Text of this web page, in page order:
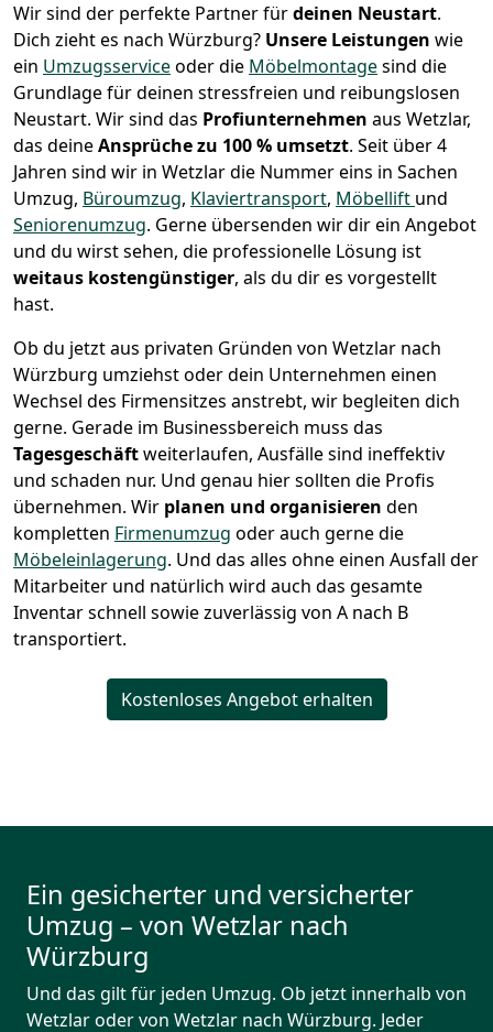
Wir sind der perfekte Partner fürdeinen Neustart.
Dich zieht es nach Würzburg? Unsere Leistungen wie
ein Umzugsserviceoder die Möbelmontagesind die
Grundlage für deinen stressfreien und reibungslosen
Neustart. Wir sind das Profiunternehmen aus Wetzlar,
das deineAnsprüche zu 100 % umsetzt. Seit über 4
Jahren sind wir in Wetzlar die Nummer eins in Sachen
Umzug, Büroumzug, Klaviertransport, Möbellift und
Seniorenumzug. Gerne übersenden wir dir ein Angebot
und du wirst sehen, die professionelle Lösung ist
weitaus kostengünstiger, als du dir es vorgestellt
hast.
Ob du jetzt aus privaten Gründen von Wetzlar nach
Würzburg umziehst oder dein Unternehmen einen
Wechsel des Firmensitzes anstrebt, wir begleiten dich
gerne. Gerade im Businessbereich muss das
Tagesgeschäftweiterlaufen, Ausfälle sind ineffektiv
und schaden nur. Und genau hier sollten die Profis
übernehmen. Wir planen und organisieren den
kompletten Firmenumzug oder auch gerne die
Möbeleinlagerung. Und das alles ohne einen Ausfall der
Mitarbeiter und natürlich wird auch das gesamte
Inventar schnell sowie zuverlässig von A nach B
transportiert.
Kostenloses Angebot erhalten
Ein gesicherter und versicherter
Umzug – von Wetzlar nach
Würzburg
Und das gilt für jeden Umzug. Ob jetzt innerhalb von
Wetzlar oder von Wetzlar nach Würzburg. Jeder